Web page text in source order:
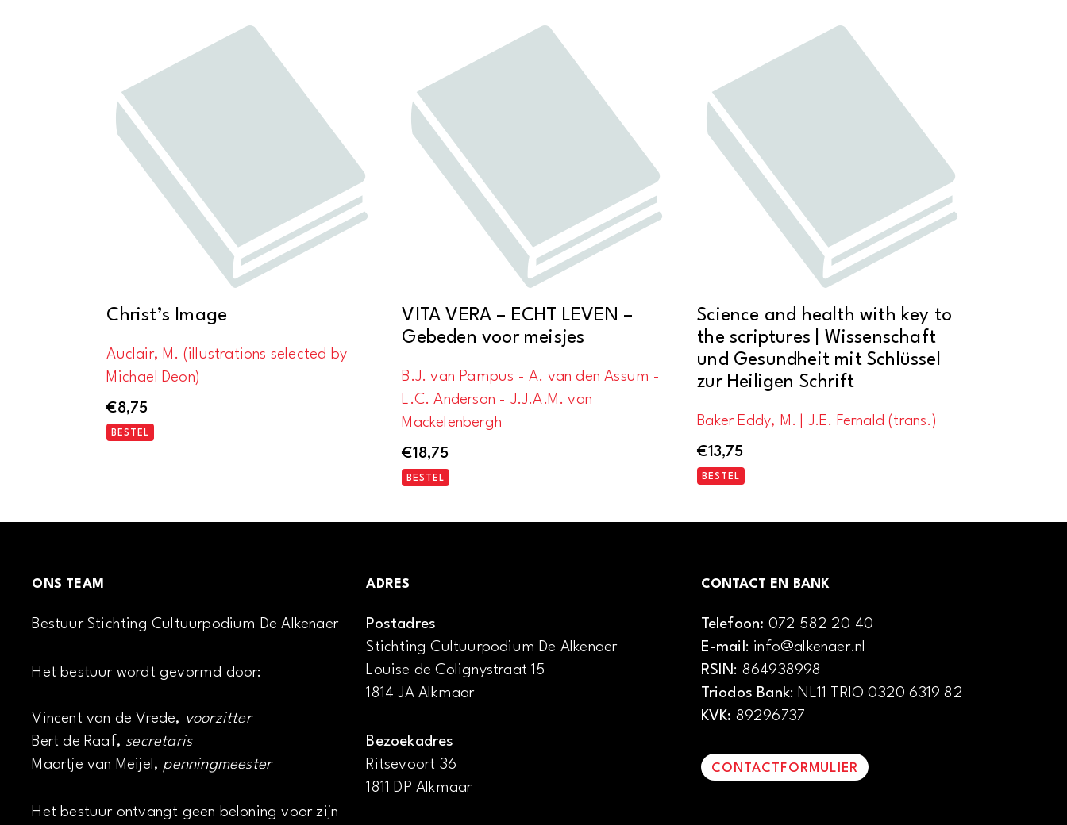
Christ’s Image
Auclair, M. (illustrations selected by
Michael Deon)
€8,75
BESTEL
VITA VERA – ECHT LEVEN –
Gebeden voor meisjes
B.J. van Pampus - A. van den Assum -
L.C. Anderson - J.J.A.M. van
Mackelenbergh
€18,75
BESTEL
Science and health with key to
the scriptures | Wissenschaft
und Gesundheit mit Schlüssel
zur Heiligen Schrift
Baker Eddy, M. | J.E. Fernald (trans.)
€13,75
BESTEL
ONS TEAM
Bestuur Stichting Cultuurpodium De Alkenaer
Het bestuur wordt gevormd door:
Vincent van de Vrede, voorzitter
Bert de Raaf, secretaris
Maartje van Meijel, penningmeester
Het bestuur ontvangt geen beloning voor zijn
ADRES
Postadres
Stichting Cultuurpodium De Alkenaer
Louise de Colignystraat 15
1814 JA Alkmaar
Bezoekadres
Ritsevoort 36
1811 DP Alkmaar
CONTACT EN BANK
Telefoon: 072 582 20 40
E-mail: info@alkenaer.nl
RSIN: 864938998
Triodos Bank: NL11 TRIO 0320 6319 82
KVK: 89296737
CONTACTFORMULIER